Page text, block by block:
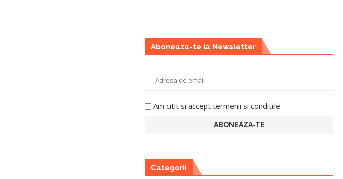
Aboneaza-te la Newsletter
Am citit si accept termenii si conditiile
Categorii